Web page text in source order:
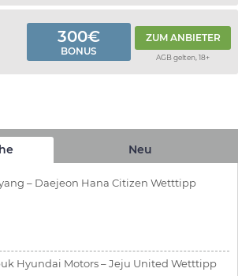
300€
BONUS
ZUM ANBIETER
AGB gelten, 18+
Neu
– Daejeon Hana Citizen Wetttipp
Hyundai Motors – Jeju United Wetttipp